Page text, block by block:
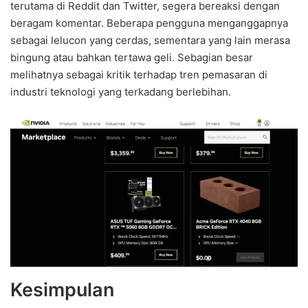
terutama di Reddit dan Twitter, segera bereaksi dengan
beragam komentar. Beberapa pengguna menganggapnya
sebagai lelucon yang cerdas, sementara yang lain merasa
bingung atau bahkan tertawa geli. Sebagian besar
melihatnya sebagai kritik terhadap tren pemasaran di
industri teknologi yang terkadang berlebihan.
Kesimpulan